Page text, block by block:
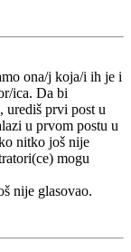
ona/j koja/i ih je i
ica. Da bi
urediš prvi post u
u prvom postu u
nitko još nije
mogu
nije glasovao.